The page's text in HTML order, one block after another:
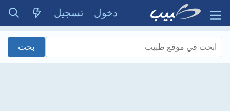
دخول تسجيل